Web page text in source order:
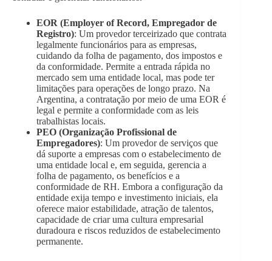
EOR (Employer of Record, Empregador de
Registro): Um provedor terceirizado que contrata
legalmente funcionários para as empresas,
cuidando da folha de pagamento, dos impostos e
da conformidade. Permite a entrada rápida no
mercado sem uma entidade local, mas pode ter
limitações para operações de longo prazo. Na
Argentina, a contratação por meio de uma EOR é
legal e permite a conformidade com as leis
trabalhistas locais.
PEO (Organização Profissional de
Empregadores): Um provedor de serviços que
dá suporte a empresas com o estabelecimento de
uma entidade local e, em seguida, gerencia a
folha de pagamento, os benefícios e a
conformidade de RH. Embora a configuração da
entidade exija tempo e investimento iniciais, ela
oferece maior estabilidade, atração de talentos,
capacidade de criar uma cultura empresarial
duradoura e riscos reduzidos de estabelecimento
permanente.